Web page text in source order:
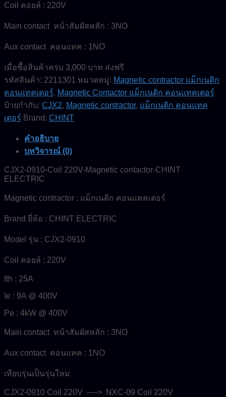
Coil คอยล์ : 220V
Main contact หน้าสัมผัสหลัก : 3NO
Aux contact คอนแทค : 1NO
เมื่อซื้อสินค้าครบ 3,000 บาท ส่งฟรี
รหัสสินค้า: 2211301 หมวดหมู่: Magnetic contractor แม็กเนติก
คอนแทคเตอร์, Magnetic Contactor แม็กเนติก คอนแทคเตอร์
ป้ายกำกับ: CJX2, Magnetic contractor, แม็กเนติก คอนแทค
เตอร์ Brand: CHINT
คำอธิบาย
บทวิจารณ์ (0)
CJX2-0910-Coil 220V-Magnetic contactor-CHINT
ELECTRIC
Magnetic contractor : แม็กเนติก คอนแทคเตอร์
Brand ยี่ห้อ : CHINT ELECTRIC
Model รุ่น : CJX2-0910
Coil คอยล์ : 220V
Ith : 25A
Ie : 9A @ 400V
Pe : 4kW @ 400V
Main contact หน้าสัมผัสหลัก : 3NO
Aux contact คอนแทค : 1NO
เทียบรุ่นเป็นรุ่นใหม่
CJX2-0910 Coil 220V —-> NXC-09 Coil 220V